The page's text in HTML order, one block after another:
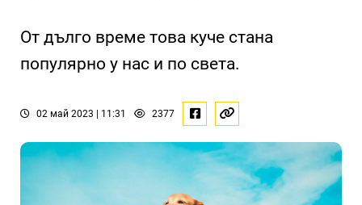
От дълго време това куче стана
популярно у нас и по света.
02 май 2023 | 11:31 2377